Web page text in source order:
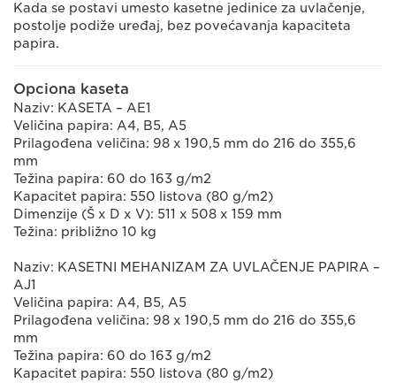
Kada se postavi umesto kasetne jedinice za uvlačenje,
postolje podiže uređaj, bez povećavanja kapaciteta
papira.
Opciona kaseta
Naziv: KASETA – AE1
Veličina papira: A4, B5, A5
Prilagođena veličina: 98 x 190,5 mm do 216 do 355,6
mm
Težina papira: 60 do 163 g/m2
Kapacitet papira: 550 listova (80 g/m2)
Dimenzije (Š x D x V): 511 x 508 x 159 mm
Težina: približno 10 kg
Naziv: KASETNI MEHANIZAM ZA UVLAČENJE PAPIRA –
AJ1
Veličina papira: A4, B5, A5
Prilagođena veličina: 98 x 190,5 mm do 216 do 355,6
mm
Težina papira: 60 do 163 g/m2
Kapacitet papira: 550 listova (80 g/m2)